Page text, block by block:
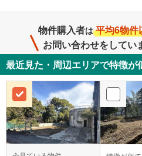
物件購入者は 平均6物件
お問い合わせをしてい
最近見た・周辺エリアで特徴が